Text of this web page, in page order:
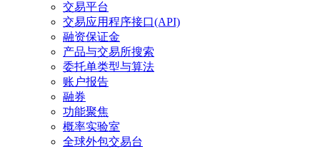
交易平台
交易应用程序接口(API)
融资保证金
产品与交易所搜索
委托单类型与算法
账户报告
融券
功能聚焦
概率实验室
全球外包交易台